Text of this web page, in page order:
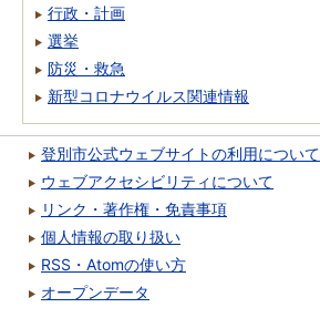
行政・計画
選挙
防災・救急
新型コロナウイルス関連情報
登別市公式ウェブサイトの利用について
ウェブアクセシビリティについて
リンク・著作権・免責事項
個人情報の取り扱い
RSS・Atomの使い方
オープンデータ